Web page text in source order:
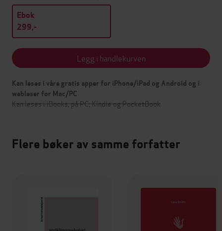
Ebok
299,-
Legg i handlekurven
Kan leses i våre gratis apper for iPhone/iPad og Android og i
webleser for Mac/PC
Kan leses i iBooks, på PC, Kindle og PocketBook
Flere bøker av samme forfatter